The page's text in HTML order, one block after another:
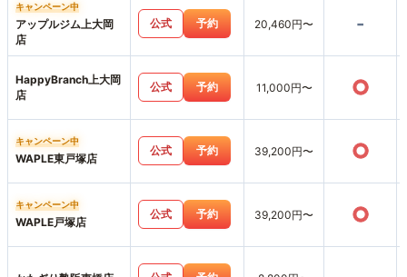
キャンペーン中
アップルジム上大岡
店
公式 予約 20,460円〜 -
HappyBranch上大岡
店
公式 予約 11,000円〜 ○
キャンペーン中
WAPLE東戸塚店
公式 予約 39,200円〜 ○
キャンペーン中
WAPLE戸塚店
公式 予約 39,200円〜 ○